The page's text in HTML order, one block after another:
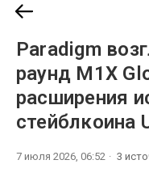
Paradigm
раунд M1X
расширения
стейблкоина
7 июля 2026, 06:52 3